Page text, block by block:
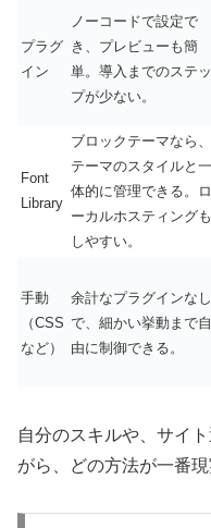
プラグ
イン
ノーコードで設定で
き、プレビューも簡
単。導入までのステッ
プが少ない。
Font
Library
ブロックテーマなら、
テーマのスタイルと一
体的に管理できる。ロ
ーカルホスティングも
しやすい。
手動
（CSS
など）
余計なプラグインなし
で、細かい挙動まで自
由に制御できる。
自分のスキルや、サイ
がら、どの方法が一番